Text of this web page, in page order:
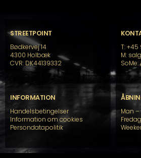
STREETPOINT
Bødkervej 14
4300 Holbæk
CVR: DK44139332
T: +45
M:
SoMe:
INFORMATION
Handelsbetingelser
Information om cookies
Persondatapolitik
Man –